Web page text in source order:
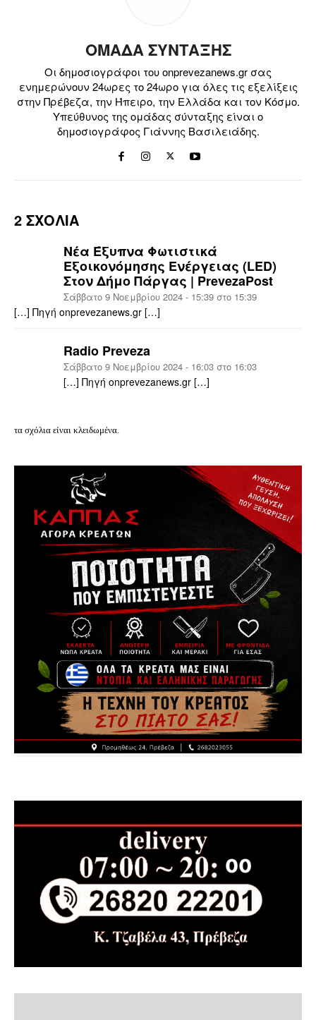
ΟΜΑΔΑ ΣΥΝΤΑΞΗΣ
Οι δημοσιογράφοι του onprevezanews.gr σας
ενημερώνουν 24ωρες το 24ωρο για όλες τις εξελίξεις
στην Πρέβεζα, την Ήπειρο, την Ελλάδα και τον Κόσμο.
Υπεύθυνος της ομάδας σύνταξης είναι ο
δημοσιογράφος Γιάννης Βασιλειάδης.
2 ΣΧΟΛΙΑ
Νέα Έξυπνα Φωτιστικά
Εξοικονόμησης Ενέργειας (LED)
Στον Δήμο Πάργας | PrevezaPost
Σάββατο 9 Νοεμβρίου 2024 - 15:39 στο 15:39
[…] Πηγή onprevezanews.gr […]
Radio Preveza
Σάββατο 9 Νοεμβρίου 2024 - 16:03 στο 16:03
[…] Πηγή onprevezanews.gr […]
τα σχόλια είναι κλειδωμένα.